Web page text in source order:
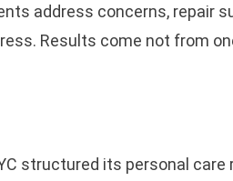
address concerns, repair
Results come not from
structured its personal care